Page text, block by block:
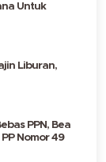
Untuk
Liburan,
PPN, Bea
Nomor 49